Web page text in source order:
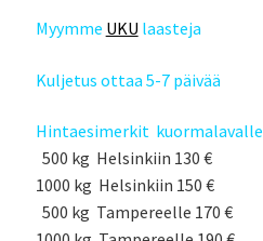
Myymme UKU laasteja
Kuljetus ottaa 5-7 päivää
Hintaesimerkit kuormalavalle
500 kg Helsinkiin 130 €
1000 kg Helsinkiin 150 €
500 kg Tampereelle 170 €